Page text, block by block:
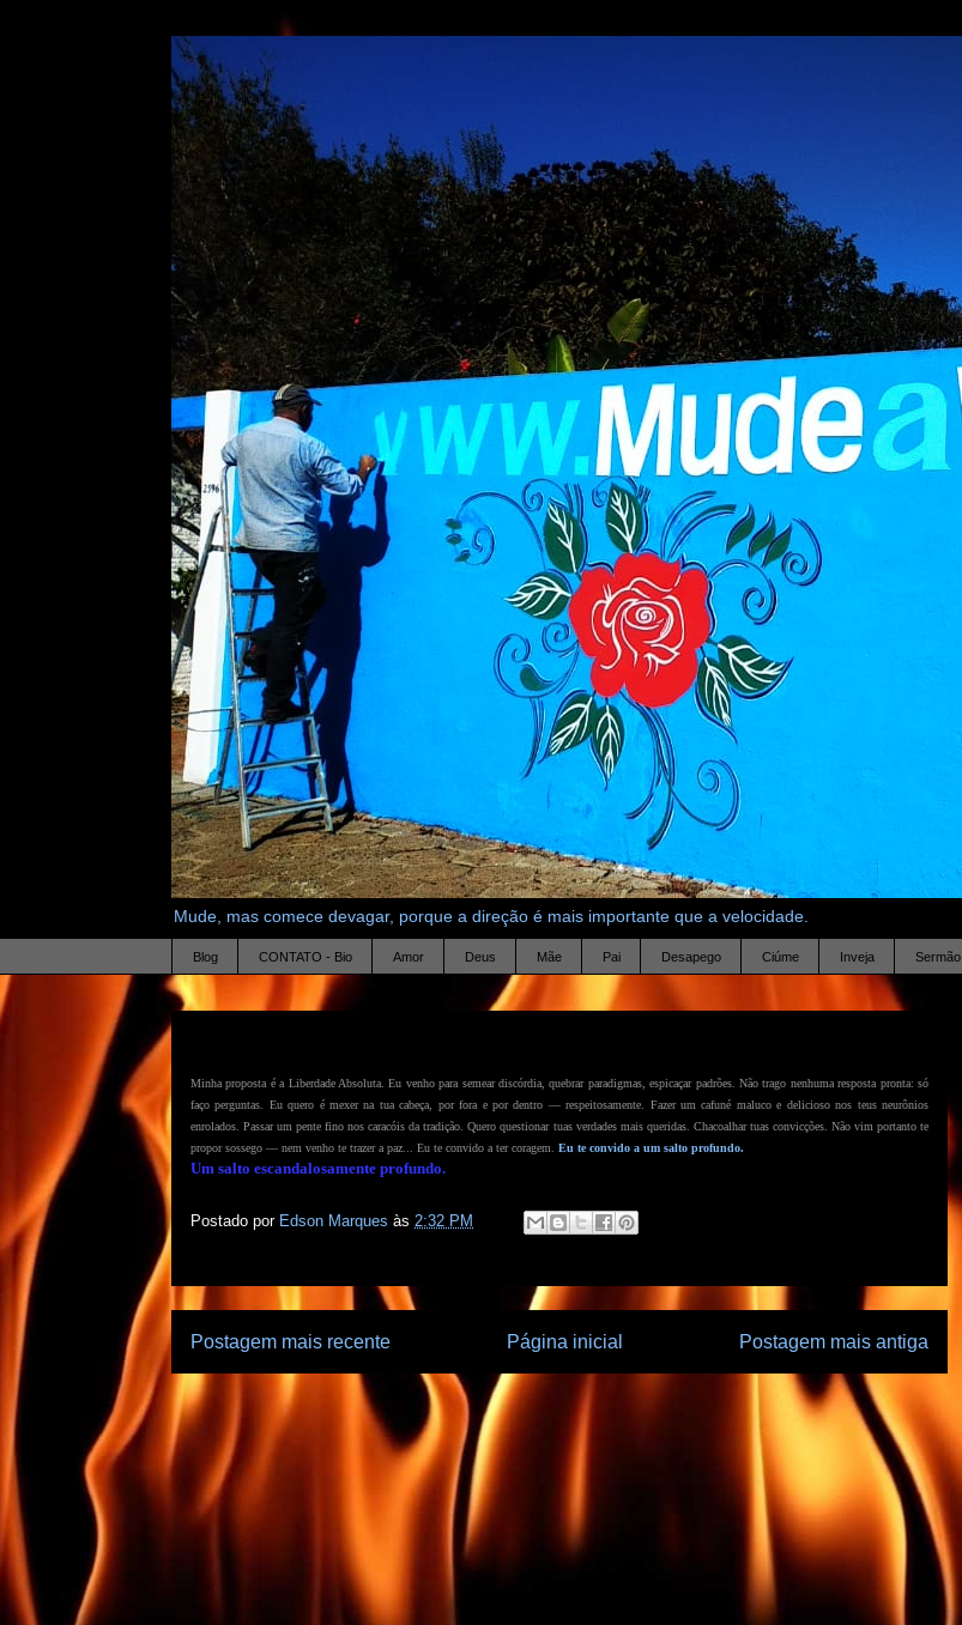
Mude, mas comece devagar, porque a direção é mais importante que a velocidade.
Blog CONTATO - Bio Amor Deus Mãe Pai Desapego Ciúme Inveja Sermão
Minha proposta é a Liberdade Absoluta. Eu venho para semear discórdia, quebrar paradigmas, espicaçar padrões. Não trago nenhuma resposta pronta: só
faço perguntas. Eu quero é mexer na tua cabeça, por fora e por dentro — respeitosamente. Fazer um cafuné maluco e delicioso nos teus neurônios
enrolados. Passar um pente fino nos caracóis da tradição. Quero questionar tuas verdades mais queridas. Chacoalhar tuas convicções. Não vim portanto te
propor sossego — nem venho te trazer a paz... Eu te convido a ter coragem. Eu te convido a um salto profundo.
Um salto escandalosamente profundo.
Postado por Edson Marques às 2:32 PM
Postagem mais recente Postagem mais antiga
Página inicial